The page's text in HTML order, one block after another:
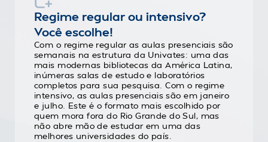
Regime regular ou intensivo?
Você escolhe!
Com o regime regular as aulas presenciais são
semanais na estrutura da Univates: uma das
mais modernas bibliotecas da América Latina,
inúmeras salas de estudo e laboratórios
completos para sua pesquisa. Com o regime
intensivo, as aulas presenciais são em janeiro
e julho. Este é o formato mais escolhido por
quem mora fora do Rio Grande do Sul, mas
não abre mão de estudar em uma das
melhores universidades do país.